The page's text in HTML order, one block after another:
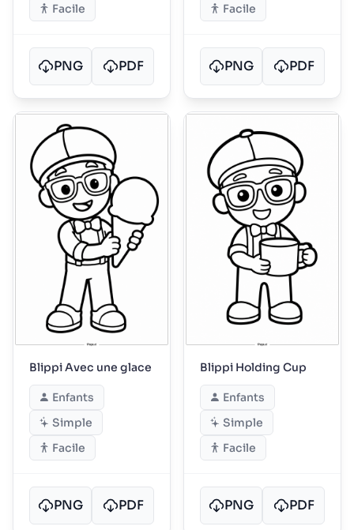
Facile
PNG PDF
Facile
PNG PDF
Blippi Avec une glace
Enfants
Simple
Facile
PNG PDF
Blippi Holding Cup
Enfants
Simple
Facile
PNG PDF